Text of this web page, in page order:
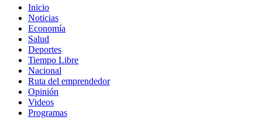
Inicio
Noticias
Economía
Salud
Deportes
Tiempo Libre
Nacional
Ruta del emprendedor
Opinión
Videos
Programas